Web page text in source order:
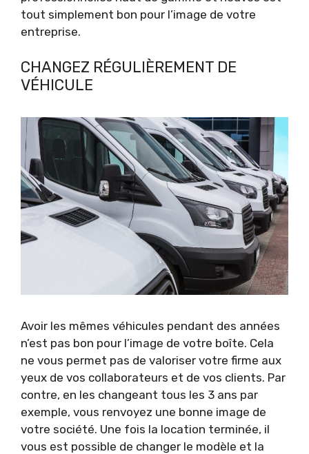
tout simplement bon pour l’image de votre
entreprise.
CHANGEZ RÉGULIÈREMENT DE
VÉHICULE
Avoir les mêmes véhicules pendant des années
n’est pas bon pour l’image de votre boîte. Cela
ne vous permet pas de valoriser votre firme aux
yeux de vos collaborateurs et de vos clients. Par
contre, en les changeant tous les 3 ans par
exemple, vous renvoyez une bonne image de
votre société. Une fois la location terminée, il
vous est possible de changer le modèle et la